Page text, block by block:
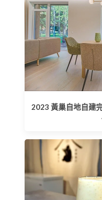
2023 黃巢自地自建